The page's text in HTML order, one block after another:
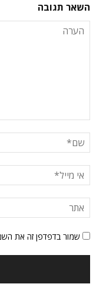
השאר תגובה
שמור בדפדפן זה את